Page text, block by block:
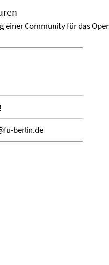
einer Community für das
berlin.de